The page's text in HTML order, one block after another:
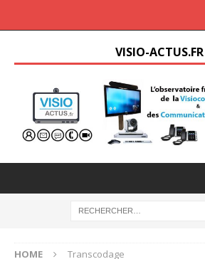
VISIO-ACTUS.FR
HOME Transcodage